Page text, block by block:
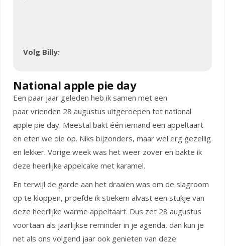
Volg Billy:
National apple pie day
Een paar jaar geleden heb ik samen met een
paar vrienden 28 augustus uitgeroepen tot national
apple pie day. Meestal bakt één iemand een appeltaart
en eten we die op. Niks bijzonders, maar wel erg gezellig
en lekker. Vorige week was het weer zover en bakte ik
deze heerlijke appelcake met karamel.
En terwijl de garde aan het draaien was om de slagroom
op te kloppen, proefde ik stiekem alvast een stukje van
deze heerlijke warme appeltaart. Dus zet 28 augustus
voortaan als jaarlijkse reminder in je agenda, dan kun je
net als ons volgend jaar ook genieten van deze